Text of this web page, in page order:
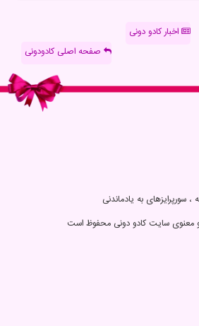
اخبار کادو دونی
صفحه اصلی کادودونی
سورپرایزهای به یادماندنی